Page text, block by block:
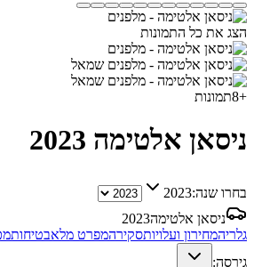
הצג את כל התמונות
+
8תמונות
ניסאן אלטימה 2023
בחרו שנה:2023
ניסאן אלטימה2023
גלריהמחירון ועלויותסקירהמפרט מלאבטיחות
גירסה: